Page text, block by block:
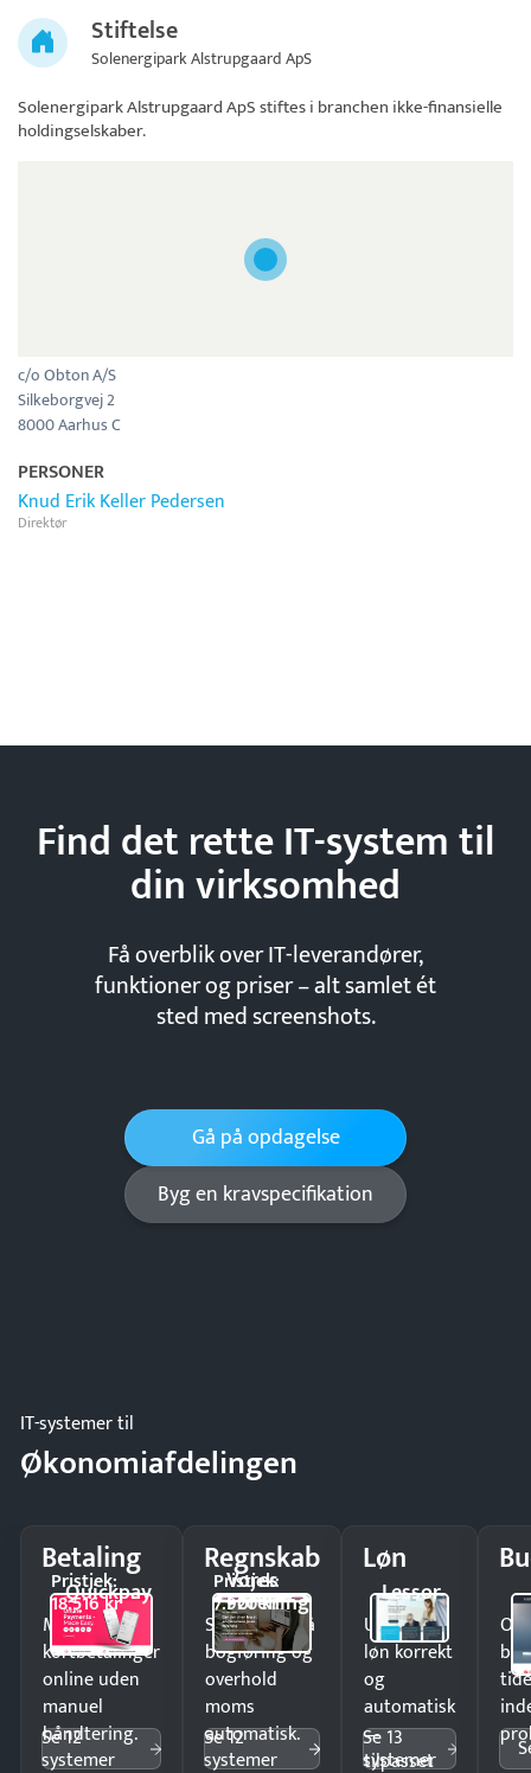
Stiftelse
Solenergipark Alstrupgaard ApS
Solenergipark Alstrupgaard ApSstiftes i branchen ikke-finansielle
holdingselskaber.
c/o Obton A/S
Silkeborgvej 2
8000 Aarhus C
PERSONER
Knud Erik Keller Pedersen
Direktør
Find det rette IT-system til
dinvirksomhed
Få overblik over IT-leverandører,
funktioner og priser – alt samlet ét
sted med screenshots.
Gå på opdagelse
Byg en kravspecifikation
IT-systemer til
Økonomiafdelingen
Betaling
Quickpay
Pristjek:
18.516 kr
Modtag
kortbetalinger
online uden
manuel
håndtering.
Se 12
systemer
Regnskab
Vores
Forening
Pristjek:
7.920 kr
Spar timer på
bogføring og
overhold
moms
automatisk.
Se 12
systemer
Løn
Lessor
Udbetal
løn korrekt
og
automatisk
—
tilpasset
Se 13
systemer